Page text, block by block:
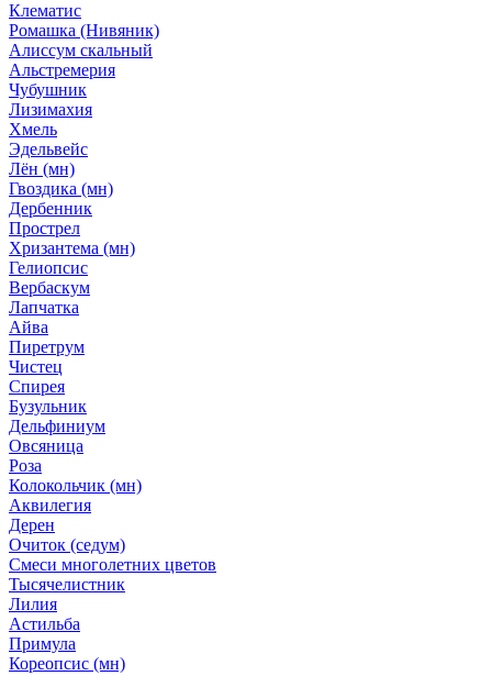
Клематис
Ромашка (Нивяник)
Алиссум скальный
Альстремерия
Чубушник
Лизимахия
Хмель
Эдельвейс
Лён (мн)
Гвоздика (мн)
Дербенник
Прострел
Хризантема (мн)
Гелиопсис
Вербаскум
Лапчатка
Айва
Пиретрум
Чистец
Спирея
Бузульник
Дельфиниум
Овсяница
Роза
Колокольчик (мн)
Аквилегия
Дерен
Очиток (седум)
Смеси многолетних цветов
Тысячелистник
Лилия
Астильба
Примула
Кореопсис (мн)